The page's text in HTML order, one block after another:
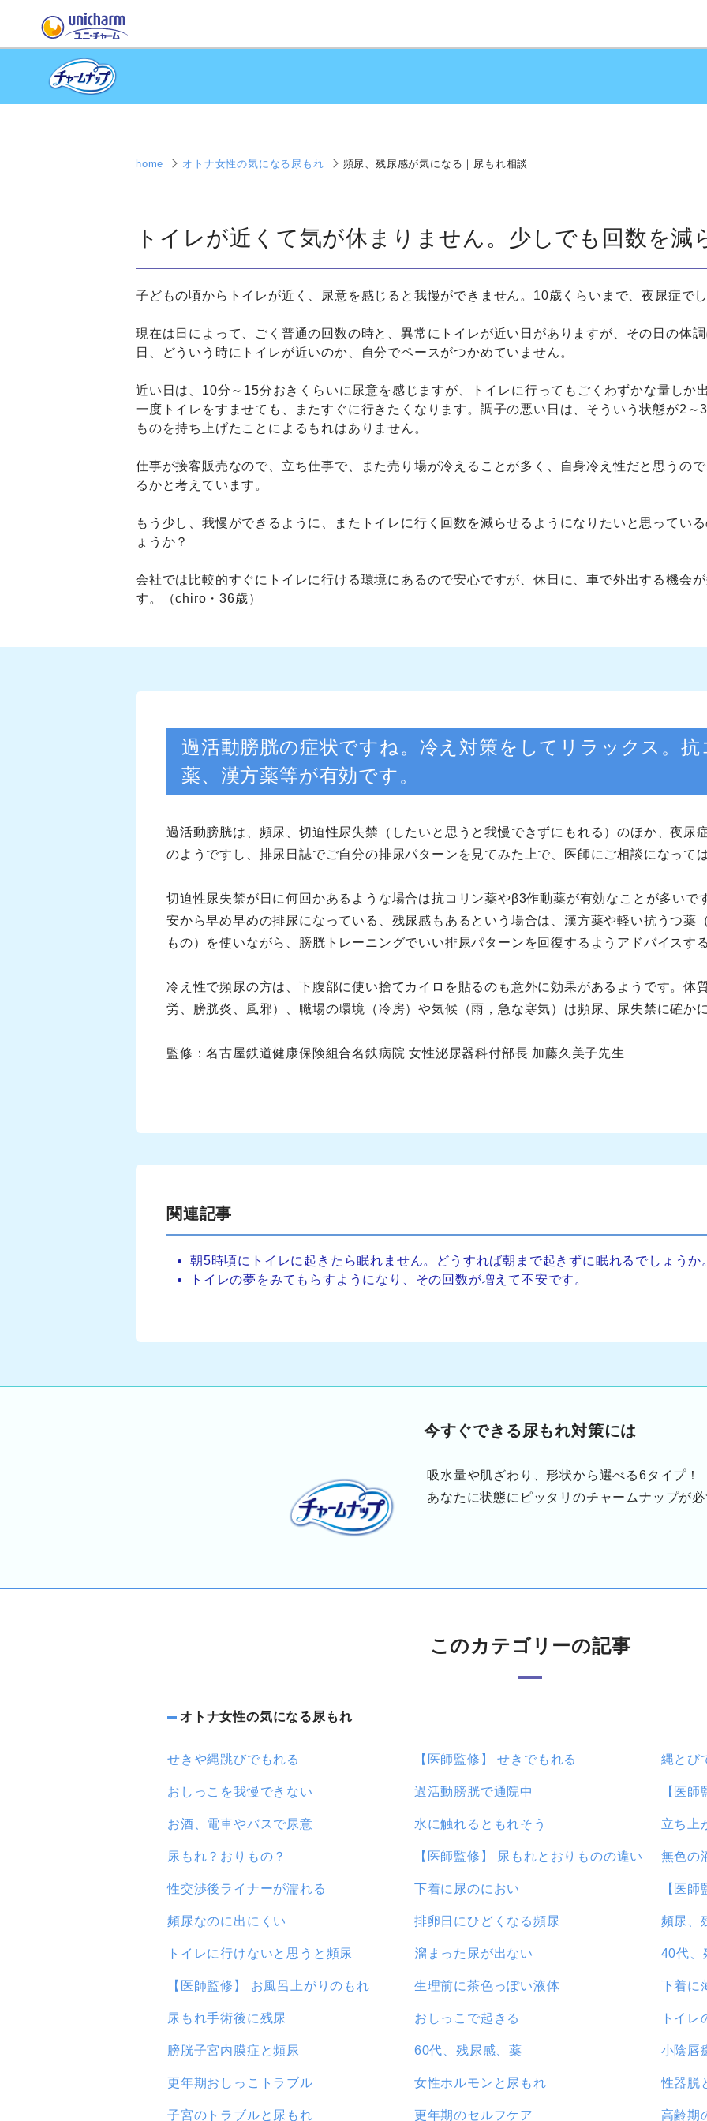
home オトナ女性の気になる尿もれ 頻尿、残尿感が気になる｜尿もれ相談
トイレが近くて気が休まりません。少しでも回数を減
子どもの頃からトイレが近く、尿意を感じると我慢ができません。10歳くらいまで、夜尿症で
現在は日によって、ごく普通の回数の時と、異常にトイレが近い日がありますが、その日の体
日、どういう時にトイレが近いのか、自分でペースがつかめていません。
近い日は、10分～15分おきくらいに尿意を感じますが、トイレに行ってもごくわずかな量しか
一度トイレをすませても、またすぐに行きたくなります。調子の悪い日は、そういう状態が2
ものを持ち上げたことによるもれはありません。
仕事が接客販売なので、立ち仕事で、また売り場が冷えることが多く、自身冷え性だと思うの
るかと考えています。
もう少し、我慢ができるように、またトイレに行く回数を減らせるようになりたいと思ってい
ょうか？
会社では比較的すぐにトイレに行ける環境にあるので安心ですが、休日に、車で外出する機会
す。（chiro・36歳）
過活動膀胱の症状ですね。冷え対策をしてリラックス。
薬、漢方薬等が有効です。
過活動膀胱は、頻尿、切迫性尿失禁（したいと思うと我慢できずにもれる）のほか、夜尿
のようですし、排尿日誌でご自分の排尿パターンを見てみた上で、医師にご相談になって
切迫性尿失禁が日に何回かあるような場合は抗コリン薬やβ3作動薬が有効なことが多いで
安から早め早めの排尿になっている、残尿感もあるという場合は、漢方薬や軽い抗うつ薬
もの）を使いながら、膀胱トレーニングでいい排尿パターンを回復するようアドバイスす
冷え性で頻尿の方は、下腹部に使い捨てカイロを貼るのも意外に効果があるようです。体
労、膀胱炎、風邪）、職場の環境（冷房）や気候（雨，急な寒気）は頻尿、尿失禁に確か
監修：名古屋鉄道健康保険組合名鉄病院 女性泌尿器科付部長 加藤久美子先生
関連記事
朝5時頃にトイレに起きたら眠れません。どうすれば朝まで起きずに眠れるでしょうか
トイレの夢をみてもらすようになり、その回数が増えて不安です。
今すぐできる尿もれ対策には
吸水量や肌ざわり、形状から選べる6タイプ！
あなたに状態にピッタリのチャームナップが
このカテゴリーの記事
オトナ女性の気になる尿もれ
せきや縄跳びでもれる 【医師監修】 せきでもれる 縄とび
おしっこを我慢できない 過活動膀胱で通院中 【医
お酒、電車やバスで尿意 水に触れるともれそう 立ち上
尿もれ？おりもの？ 【医師監修】 尿もれとおりものの違い 無色の
性交渉後ライナーが濡れる 下着に尿のにおい 【医
頻尿なのに出にくい 排卵日にひどくなる頻尿 頻尿、
トイレに行けないと思うと頻尿 溜まった尿が出ない 40代、
【医師監修】 お風呂上がりのもれ 生理前に茶色っぽい液体 下着に
尿もれ手術後に残尿 おしっこで起きる トイ
膀胱子宮内膜症と頻尿 60代、残尿感、薬 小陰唇
更年期おしっこトラブル 女性ホルモンと尿もれ 性器脱
子宮のトラブルと尿もれ 更年期のセルフケア 高齢期